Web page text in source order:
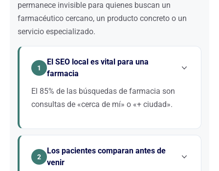
permanece invisible para quienes buscan un
farmacéutico cercano, un producto concreto o un
servicio especializado.
1
El SEO local es vital para una
farmacia
El 85% de las búsquedas de farmacia son
consultas de «cerca de mí» o «+ ciudad».
Su clientela vive en un radio de pocos kilómetros.
horarios, sus reseñas y su pack local es
indispensable para aparecer en Google Maps
2
Los pacientes comparan antes de
venir